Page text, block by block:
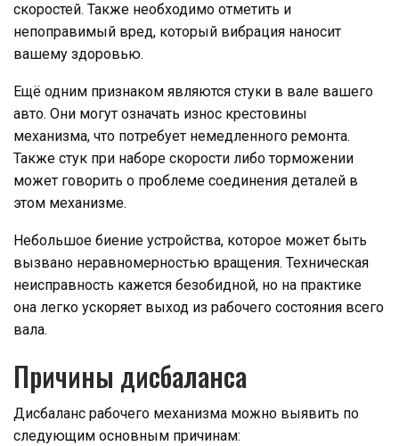
скоростей. Также необходимо отметить и
непоправимый вред, который вибрация наносит
вашему здоровью.
Ещё одним признаком являются стуки в вале вашего
авто. Они могут означать износ крестовины
механизма, что потребует немедленного ремонта.
Также стук при наборе скорости либо торможении
может говорить о проблеме соединения деталей в
этом механизме.
Небольшое биение устройства, которое может быть
вызвано неравномерностью вращения. Техническая
неисправность кажется безобидной, но на практике
она легко ускоряет выход из рабочего состояния всего
вала.
Причины дисбаланса
Дисбаланс рабочего механизма можно выявить по
следующим основным причинам: